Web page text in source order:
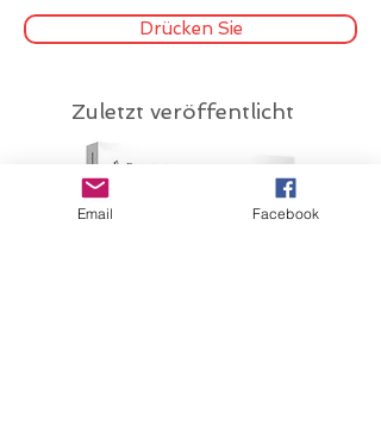
Drücken Sie
Zuletzt veröffentlicht
Email Facebook